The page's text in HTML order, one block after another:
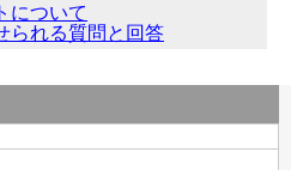
について
られる質問と回答